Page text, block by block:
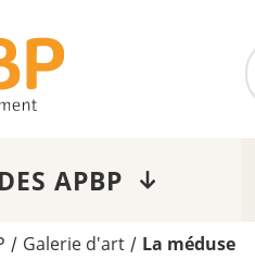
APBP
/ Galerie d'art / La méduse